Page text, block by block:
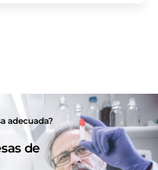
adecuada?
de